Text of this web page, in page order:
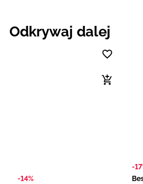
Odkrywaj dalej
-14%
-